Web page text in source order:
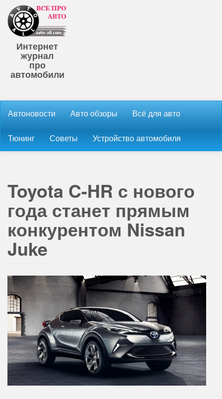
Интернет
журнал
про
автомобили
Автоновости Авто обзоры Всё для авто
Тюнинг Советы Устройство автомобиля
Toyota C-HR с нового
года станет прямым
конкурентом Nissan
Juke